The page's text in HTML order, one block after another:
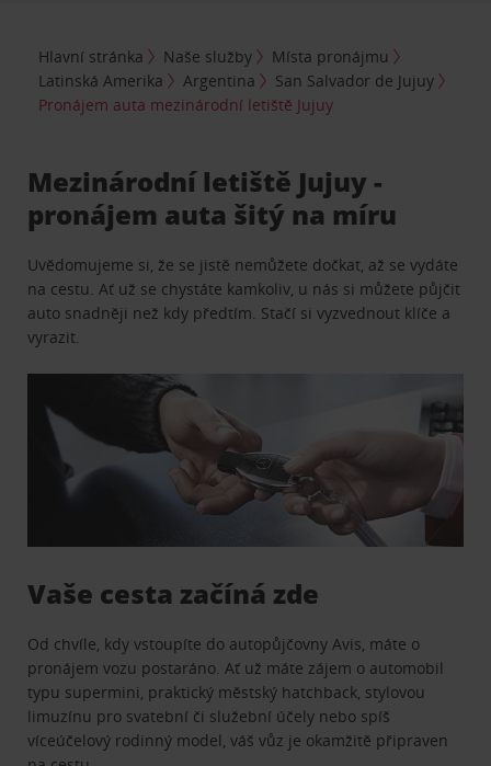
Hlavní stránka Naše služby
Místa pronájmu
Latinská Amerika
Argentina
San Salvador de Jujuy
Pronájem auta mezinárodní letiště Jujuy
Mezinárodní letiště Jujuy -
pronájem auta šitý na míru
Uvědomujeme si, že se jistě nemůžete dočkat, až se vydáte
na cestu. Ať už se chystáte kamkoliv, u nás si můžete půjčit
auto snadněji než kdy předtím. Stačí si vyzvednout klíče a
vyrazit.
Vaše cesta začíná zde
Od chvíle, kdy vstoupíte do autopůjčovny Avis, máte o
pronájem vozu postaráno. Ať už máte zájem o automobil
typu supermini, praktický městský hatchback, stylovou
limuzínu pro svatební či služební účely nebo spíš
víceúčelový rodinný model, váš vůz je okamžitě připraven